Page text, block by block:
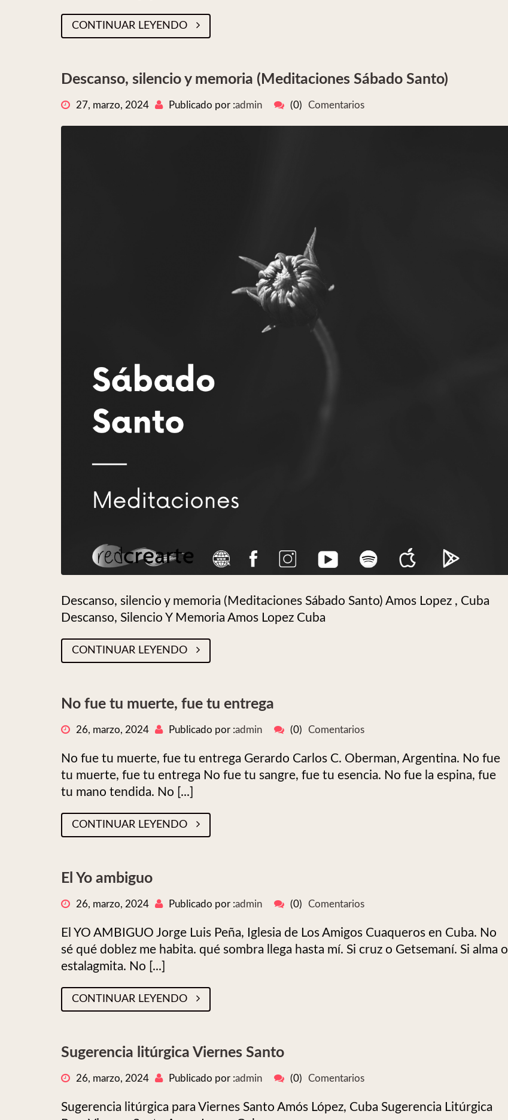
CONTINUAR LEYENDO
Descanso, silencio y memoria (Meditaciones Sábado Santo)
27, marzo, 2024 Publicado por :admin (0) Comentarios
Descanso, silencio y memoria (Meditaciones Sábado Santo) Amos Lopez , Cuba
Descanso, Silencio Y Memoria Amos Lopez Cuba
CONTINUAR LEYENDO
No fue tu muerte, fue tu entrega
26, marzo, 2024 Publicado por :admin (0) Comentarios
No fue tu muerte, fue tu entrega Gerardo Carlos C. Oberman, Argentina. No fue
tu muerte, fue tu entrega No fue tu sangre, fue tu esencia. No fue la espina, fue
tu mano tendida. No [...]
CONTINUAR LEYENDO
El Yo ambiguo
26, marzo, 2024 Publicado por :admin (0) Comentarios
El YO AMBIGUO Jorge Luis Peña, Iglesia de Los Amigos Cuaqueros en Cuba. No
sé qué doblez me habita. qué sombra llega hasta mí. Si cruz o Getsemaní. Si alma o
estalagmita. No [...]
CONTINUAR LEYENDO
Sugerencia litúrgica Viernes Santo
26, marzo, 2024 Publicado por :admin (0) Comentarios
Sugerencia litúrgica para Viernes Santo Amós López, Cuba Sugerencia Litúrgica